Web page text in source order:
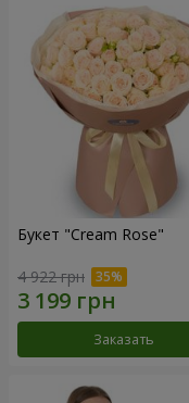
Букет "Cream Rose"
4 922 грн
Заказать